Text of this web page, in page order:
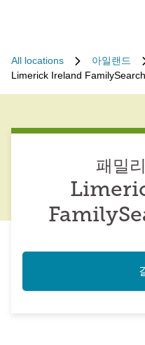
All locations 아일랜드
Limerick Ireland
패밀